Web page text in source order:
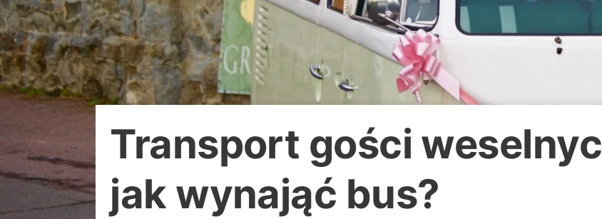
Transport gości
jak wynająć bus?